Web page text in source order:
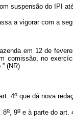
suspensão do IPI
a vigorar com a
em 12 de
comissão, no
(NR)
4o que dá nova
8o , 9o e à parte do art.